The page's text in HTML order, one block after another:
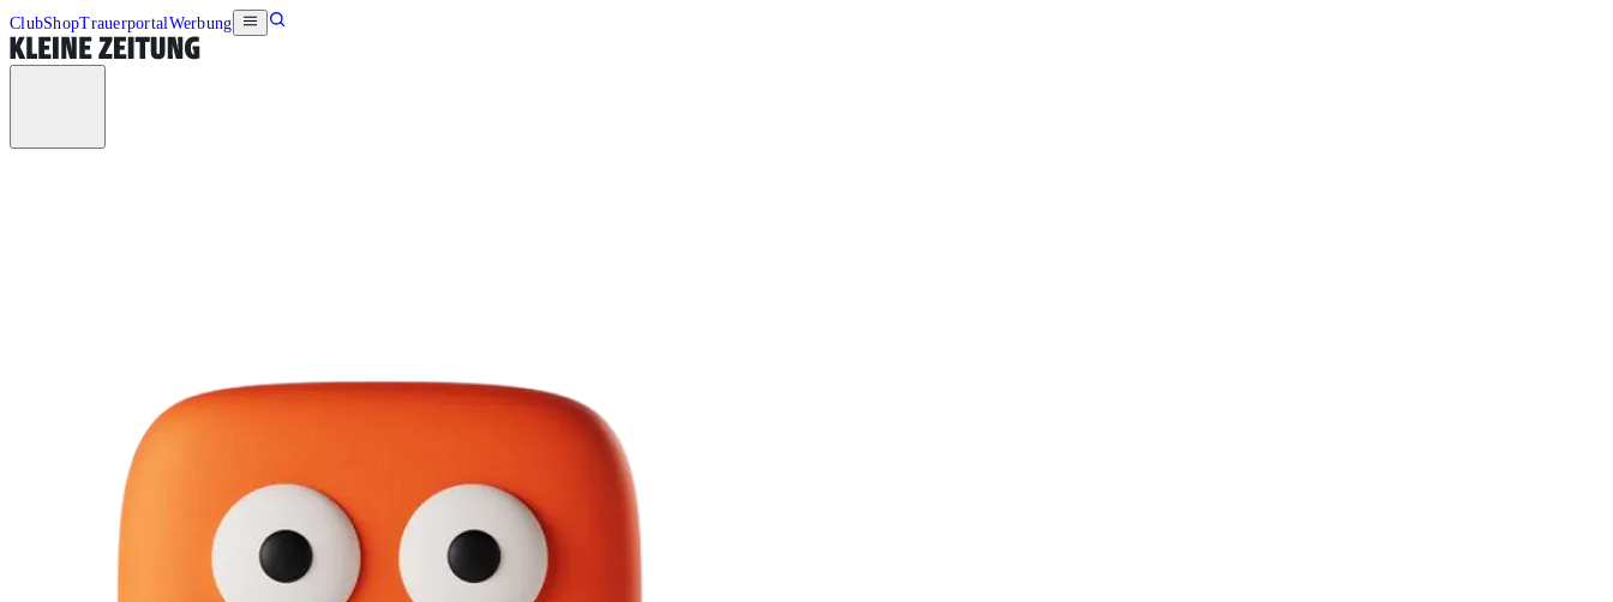
ClubShopTrauerportalWerbung